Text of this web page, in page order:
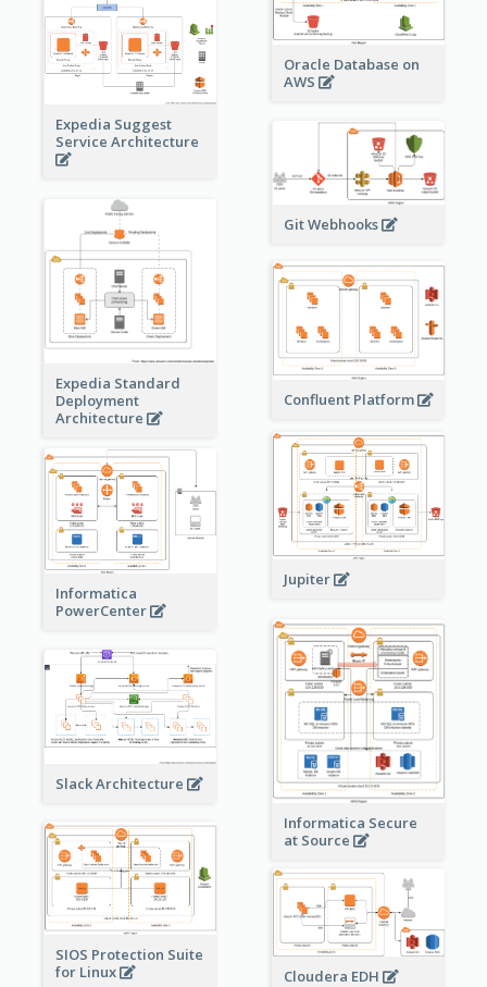
Oracle Database on
AWS
Expedia Suggest
Service Architecture
Git Webhooks
Expedia Standard
Deployment
Architecture
Confluent Platform
Jupiter
Informatica
PowerCenter
Informatica Secure
at Source
Slack Architecture
SIOS Protection Suite
for Linux
Cloudera EDH